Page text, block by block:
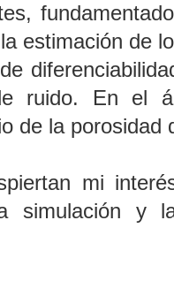
estimación de
ruido. En el
de la porosidad
mi
simulación y